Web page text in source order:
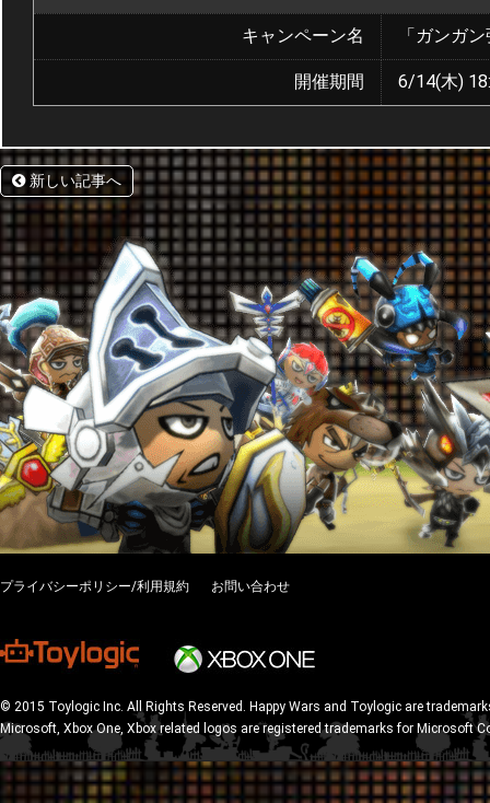
キャンペーン名 「ガンガ
開催期間 6/14(木)
新しい記事へ
プライバシーポリシー/利用規約 お問い合わせ
© 2015 Toylogic Inc. All Rights Reserved. Happy Wars and Toylogic are
Microsoft, Xbox One, Xbox related logos are registered trademarks for Microsoft